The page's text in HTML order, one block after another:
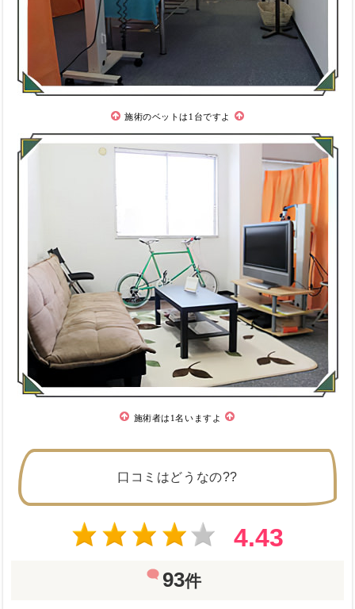
施術のベットは1台ですよ
施術者は1名いますよ
口コミはどうなの??
4.43
93件